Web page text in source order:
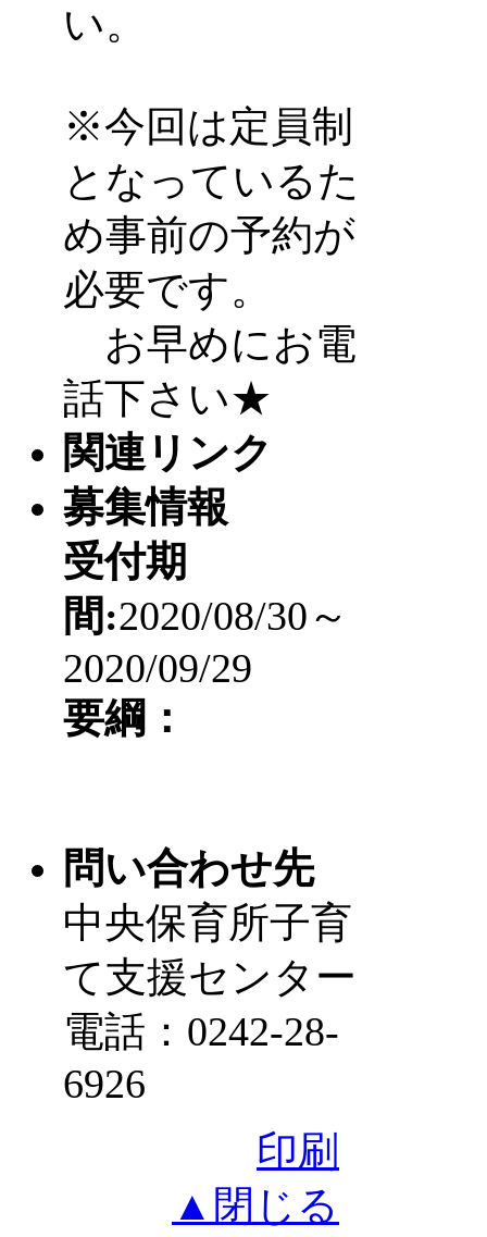
い。
※今回は定員制
となっているた
め事前の予約が
必要です。
お早めにお電
話下さい★
関連リンク
募集情報
受付期
間:2020/08/30～
2020/09/29
要綱：
問い合わせ先
中央保育所子育
て支援センター
電話：0242-28-
6926
印刷
▲閉じる